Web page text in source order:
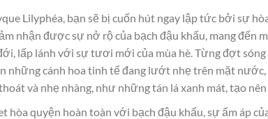
Lilyphéa, bạn sẽ bị cuốn hút ngay lập tức bởi sự
nhận được sự nở rộ của bạch đậu khấu, mang đến
lấp lánh với sự tươi mới của mùa hè. Từng đợt
những cánh hoa tinh tế đang lướt nhẹ trên mặt
và nhẹ nhàng, như những tán lá xanh mát, tạo
hòa quyện hoàn toàn với bạch đậu khấu, sự ấm áp